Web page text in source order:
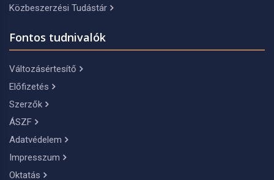
Közbeszerzési Tudástár
Fontos tudnivalók
Változásértesítő
Előfizetés
Szerzők
ÁSZF
Adatvédelem
Impresszum
Oktatás